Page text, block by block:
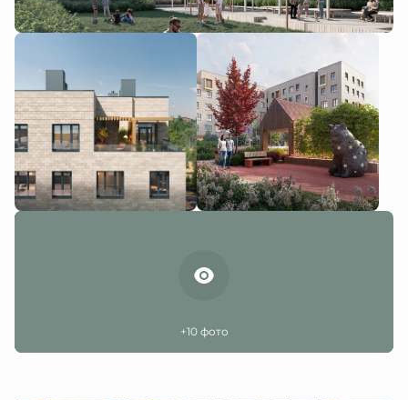
+10 фото